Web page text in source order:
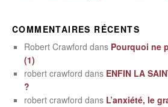
COMMENTAIRES RÉCENTS
Robert Crawford dans Pourquoi ne
(1)
robert crawford dans ENFIN LA
?
robert crawford dans L’anxiété, le